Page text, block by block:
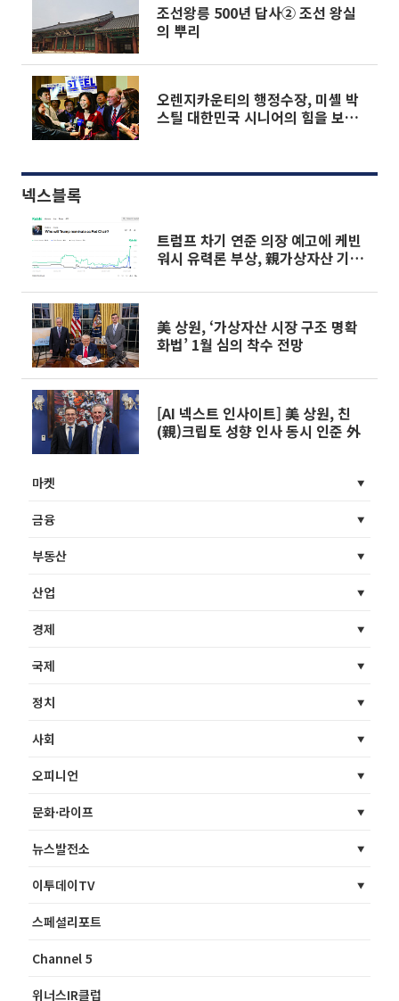
조선왕릉 500년 답사② 조선 왕실
의 뿌리
오렌지카운티의 행정수장, 미셸 박
스틸 대한민국 시니어의 힘을 보여
넥스블록
트럼프 차기 연준 의장 예고에 케빈
워시 유력론 부상, 親가상자산 기대
美 상원, ‘가상자산 시장 구조 명확
화법’ 1월 심의 착수 전망
[AI 넥스트 인사이트] 美 상원, 친
(親)크립토 성향 인사 동시 인준 外
마켓
금융
부동산
산업
경제
국제
정치
사회
오피니언
문화·라이프
뉴스발전소
이투데이TV
스페셜리포트
Channel 5
위너스IR클럽